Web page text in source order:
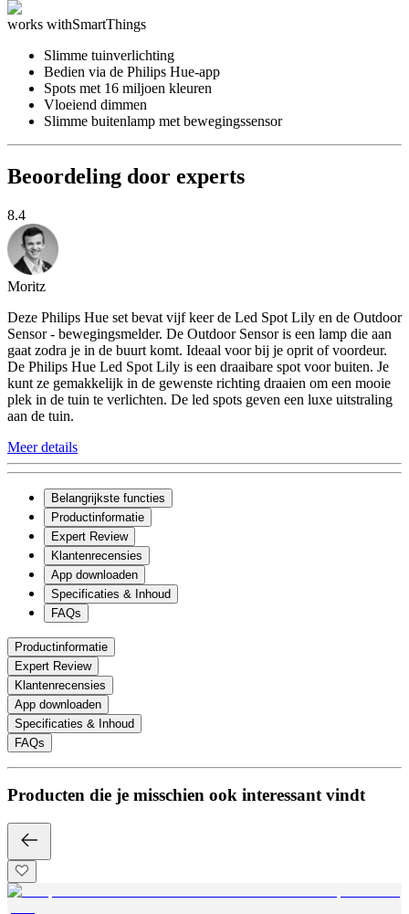
works withSmartThings
Slimme tuinverlichting
Bedien via de Philips Hue-app
Spots met 16 miljoen kleuren
Vloeiend dimmen
Slimme buitenlamp met bewegingssensor
Beoordeling door experts
8.4
Moritz
Deze Philips Hue set bevat vijf keer de Led Spot Lily en de Outdoor
Sensor - bewegingsmelder. De Outdoor Sensor is een lamp die aan
gaat zodra je in de buurt komt. Ideaal voor bij je oprit of voordeur.
De Philips Hue Led Spot Lily is een draaibare spot voor buiten. Je
kunt ze gemakkelijk in de gewenste richting draaien om een mooie
plek in de tuin te verlichten. De led spots geven een luxe uitstraling
aan de tuin.
Meer details
Belangrijkste functies
Productinformatie
Expert Review
Klantenrecensies
App downloaden
Specificaties & Inhoud
FAQs
Productinformatie
Expert Review
Klantenrecensies
App downloaden
Specificaties & Inhoud
FAQs
Producten die je misschien ook interessant vindt